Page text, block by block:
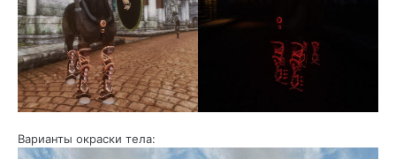
Варианты окраски тела: